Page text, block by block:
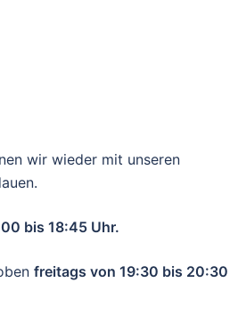
wir wieder mit unseren
bis 18:45 Uhr.
freitags von 19:30 bis 20:30